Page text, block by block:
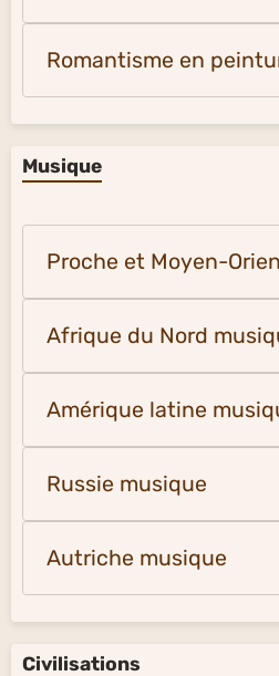
Romantisme en
Musique
Proche et Moyen-
Afrique du Nord
Amérique latine
Russie musique
Autriche musique
Civilisations